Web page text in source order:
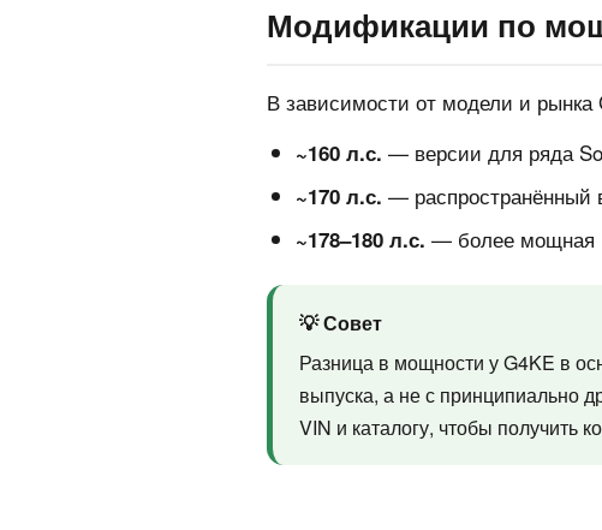
Модификации по
В зависимости от модели и рынка
~160 л.с. — версии для ряда
~170 л.с. — распространённый
~178–180 л.с. — более мощная
💡 Совет
Разница в мощности у G4KE в
выпуска, а не с принципиально
VIN и каталогу, чтобы